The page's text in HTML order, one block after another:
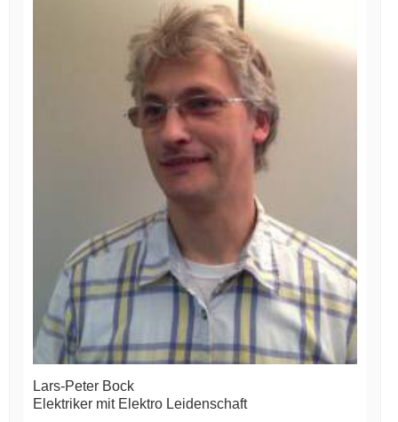
Lars-Peter Bock
Elektriker mit Elektro Leidenschaft